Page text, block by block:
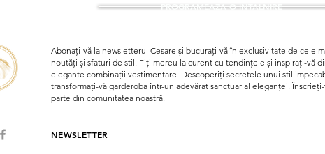
PROGRAMEAZA O INTALNIRE
Abonați-vă la newsletterul Cesare și bucurați-vă în exclusivitate de cele
noutăți și sfaturi de stil. Fiți mereu la curent cu tendințele și inspirați-vă
elegante combinații vestimentare. Descoperiți secretele unui stil
transformați-vă garderoba într-un adevărat sanctuar al eleganței.
parte din comunitatea noastră.
NEWSLETTER